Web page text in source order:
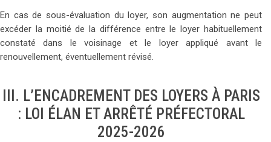
En cas de sous-évaluation du loyer, son augmentation ne peut
excéder la moitié de la différence entre le loyer habituellement
constaté dans le voisinage et le loyer appliqué avant le
renouvellement, éventuellement révisé.
III. L’ENCADREMENT DES LOYERS À PARIS
: LOI ÉLAN ET ARRÊTÉ PRÉFECTORAL
2025-2026